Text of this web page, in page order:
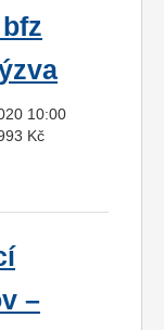
10:00
Kč
–